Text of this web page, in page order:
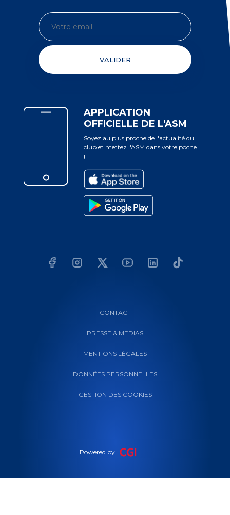
VALIDER
APPLICATION
OFFICIELLE DE L'ASM
Soyez au plus proche de l'actualité du
club et mettez l'ASM dans votre poche
!
CONTACT
PRESSE & MEDIAS
MENTIONS LÉGALES
DONNÉES PERSONNELLES
GESTION DES COOKIES
Powered by